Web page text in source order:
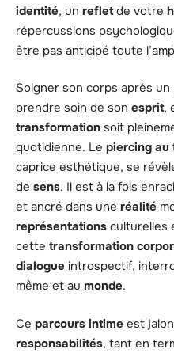
identité, un refletde votre
répercussions
être pas anticipé toute
Soigner son corps après
prendre soin de son esprit,
transformation soit
quotidienne. Le piercing au
caprice esthétique, se
de sens. Il est à la fois
et ancré dans une réalité
représentations culturelles
cette transformation
dialogue introspectif,
même et au monde.
Ce parcours intime est
responsabilités, tant en